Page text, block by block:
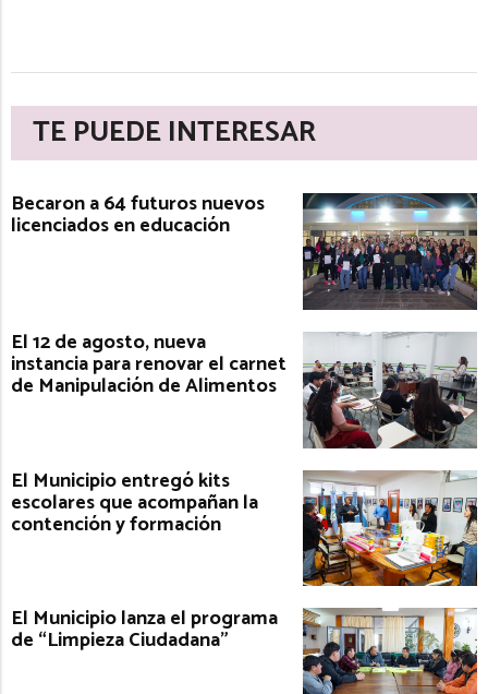
TE PUEDE INTERESAR
Becaron a 64 futuros nuevos
licenciados en educación
El 12 de agosto, nueva
instancia para renovar el carnet
de Manipulación de Alimentos
El Municipio entregó kits
escolares que acompañan la
contención y formación
El Municipio lanza el programa
de “Limpieza Ciudadana”